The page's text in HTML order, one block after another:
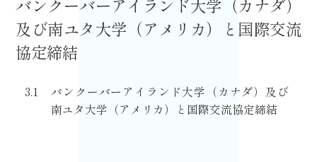
バンクーバーアイランド大学（カナダ）
及び南ユタ大学（アメリカ）と国際交流
協定締結
3.1
バンクーバーアイランド大学（カナダ）及び
南ユタ大学（アメリカ）と国際交流協定締結